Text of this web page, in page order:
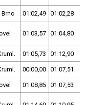
Brno 01:02,49 01:02,28
01:03,57 01:04,80
01:05,73 01:12,90
00:00,00 01:07,51
01:08,85 01:07,53